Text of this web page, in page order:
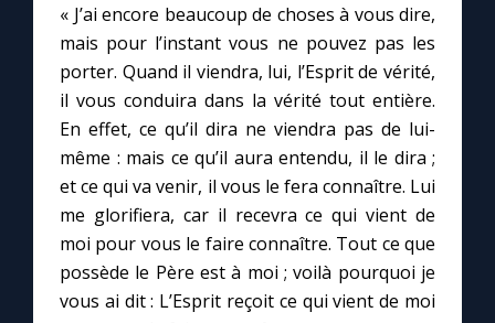
Prier au quotidien
Avec Thérèse de Lisieux
L'Évangile chaque jour
Les premiers samedis du mois
Marie qui défait les nœuds
Me consacrer à Jésus par Marie
« J’ai encore beaucoup de choses à vous dire,
mais pour l’instant vous ne pouvez pas les
porter. Quand il viendra, lui, l’Esprit de vérité,
il vous conduira dans la vérité tout entière.
En effet, ce qu’il dira ne viendra pas de lui-
même : mais ce qu’il aura entendu, il le dira ;
et ce qui va venir, il vous le fera connaître. Lui
me glorifiera, car il recevra ce qui vient de
moi pour vous le faire connaître. Tout ce que
possède le Père est à moi ; voilà pourquoi je
vous ai dit : L’Esprit reçoit ce qui vient de moi